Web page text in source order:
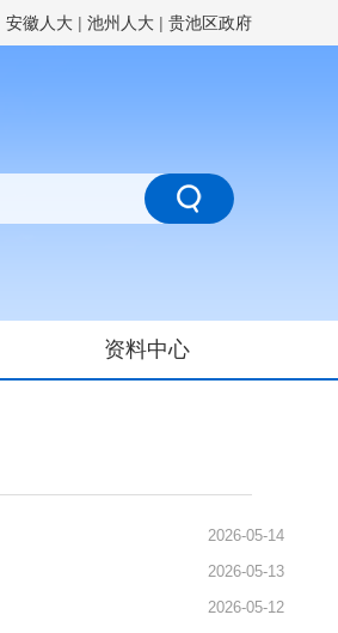
安徽人大 | 池州人大 | 贵池区政府
资料中心
2026-05-14
2026-05-13
2026-05-12